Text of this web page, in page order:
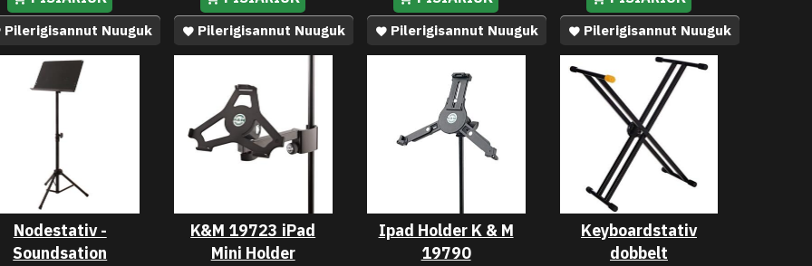
Pilerigisannut Nuuguk
Pilerigisannut Nuuguk
Pilerigisannut Nuuguk
Pilerigisannut Nuuguk
Nodestativ -
Soundsation
K&M 19723 iPad
Mini Holder
Ipad Holder K & M
19790
Keyboardstativ
dobbelt